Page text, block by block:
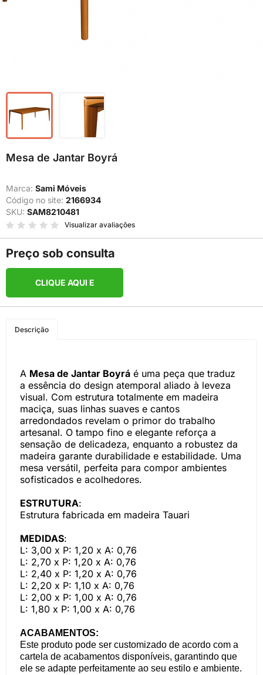
Mesa de Jantar Boyrá
Marca: Sami Móveis
Código no site: 2166934
SKU: SAM8210481
Visualizar avaliações
Preço sob consulta
CLIQUE AQUI E
Descrição
A Mesa de Jantar Boyrá é uma peça que traduz
a essência do design atemporal aliado à leveza
visual. Com estrutura totalmente em madeira
maciça, suas linhas suaves e cantos
arredondados revelam o primor do trabalho
artesanal. O tampo fino e elegante reforça a
sensação de delicadeza, enquanto a robustez da
madeira garante durabilidade e estabilidade. Uma
mesa versátil, perfeita para compor ambientes
sofisticados e acolhedores.
ESTRUTURA:
Estrutura fabricada em madeira Tauari
MEDIDAS:
L: 3,00 x P: 1,20 x A: 0,76
L: 2,70 x P: 1,20 x A: 0,76
L: 2,40 x P: 1,20 x A: 0,76
L: 2,20 x P: 1,10 x A: 0,76
L: 2,00 x P: 1,00 x A: 0,76
L: 1,80 x P: 1,00 x A: 0,76
ACABAMENTOS:
Este produto pode ser customizado de acordo com a
cartela de acabamentos disponíveis, garantindo que
ele se adapte perfeitamente ao seu estilo e ambiente.